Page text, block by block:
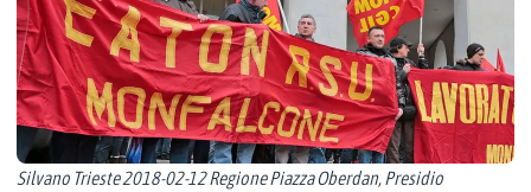
Silvano Trieste 2018-02-12 Regione Piazza Oberdan, Presidio